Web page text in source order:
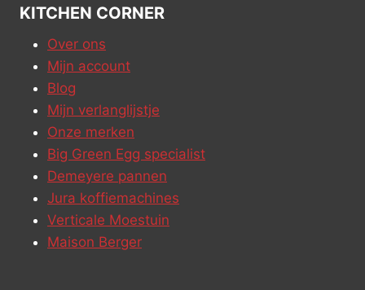
KITCHEN CORNER
Over ons
Mijn account
Blog
Mijn verlanglijstje
Onze merken
Big Green Egg specialist
Demeyere pannen
Jura koffiemachines
Verticale Moestuin
Maison Berger